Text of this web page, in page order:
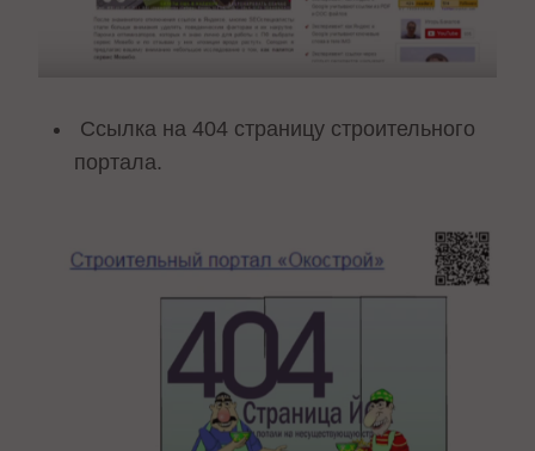
Ссылка на 404 страницу строительного
портала.